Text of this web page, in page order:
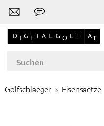
Golfschlaeger Eisensaetze